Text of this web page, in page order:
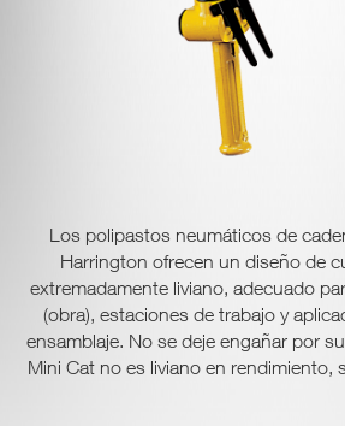
Los polipastos neumáticos de
Harrington ofrecen un diseño de
extremadamente liviano, adecuado
(obra), estaciones de trabajo y
ensamblaje. No se deje engañar por
Mini Cat no es liviano en rendimiento,